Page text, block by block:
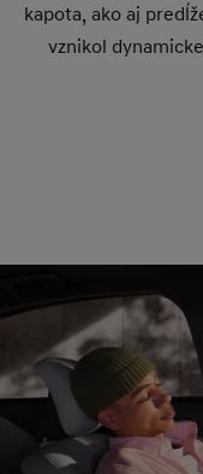
kapota, ako aj
vznikol